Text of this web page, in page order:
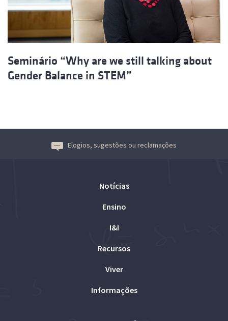
Seminário “Why are we still talking about
Gender Balance in STEM”
Elogios, sugestões ou reclamações
Notícias
Ensino
I&I
Recursos
Viver
Informações